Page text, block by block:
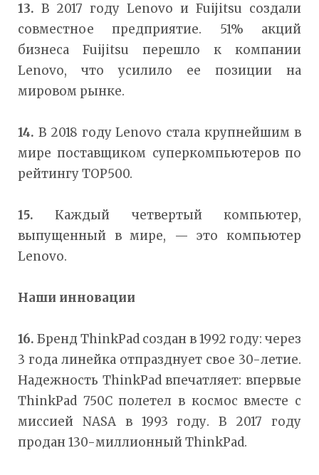
13. В 2017 году Lenovo и Fuijitsu создали
совместное предприятие. 51% акций
бизнеса Fuijitsu перешло к компании
Lenovo, что усилило ее позиции на
мировом рынке.
14. В 2018 году Lenovo стала крупнейшим в
мире поставщиком суперкомпьютеров по
рейтингу TOP500.
15. Каждый четвертый компьютер,
выпущенный в мире, — это компьютер
Lenovo.
Наши инновации
16. Бренд ThinkPad создан в 1992 году: через
3 года линейка отпразднует свое 30-летие.
Надежность ThinkPad впечатляет: впервые
ThinkPad 750С полетел в космос вместе с
миссией NASA в 1993 году. В 2017 году
продан 130-миллионный ThinkPad.